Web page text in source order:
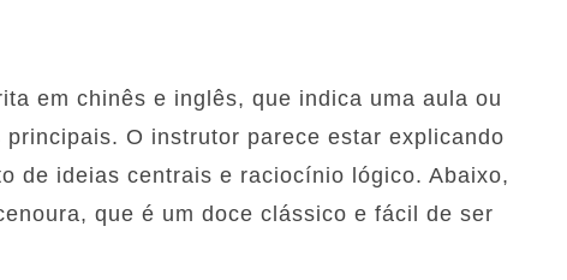
em chinês e inglês, que indica uma aula ou
O instrutor parece estar explicando
de ideias centrais e raciocínio lógico. Abaixo,
que é um doce clássico e fácil de ser